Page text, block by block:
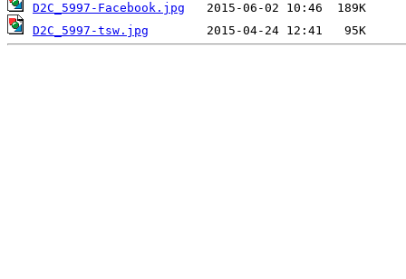
D2C_5997-Facebook.jpg
D2C_5997-tsw.jpg